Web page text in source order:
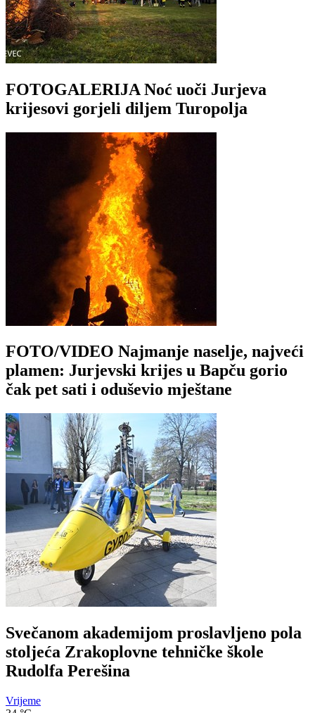
FOTOGALERIJA Noć uoči Jurjeva
krijesovi gorjeli diljem Turopolja
FOTO/VIDEO Najmanje naselje, najveći
plamen: Jurjevski krijes u Bapču gorio
čak pet sati i oduševio mještane
Svečanom akademijom proslavljeno pola
stoljeća Zrakoplovne tehničke škole
Rudolfa Perešina
Vrijeme